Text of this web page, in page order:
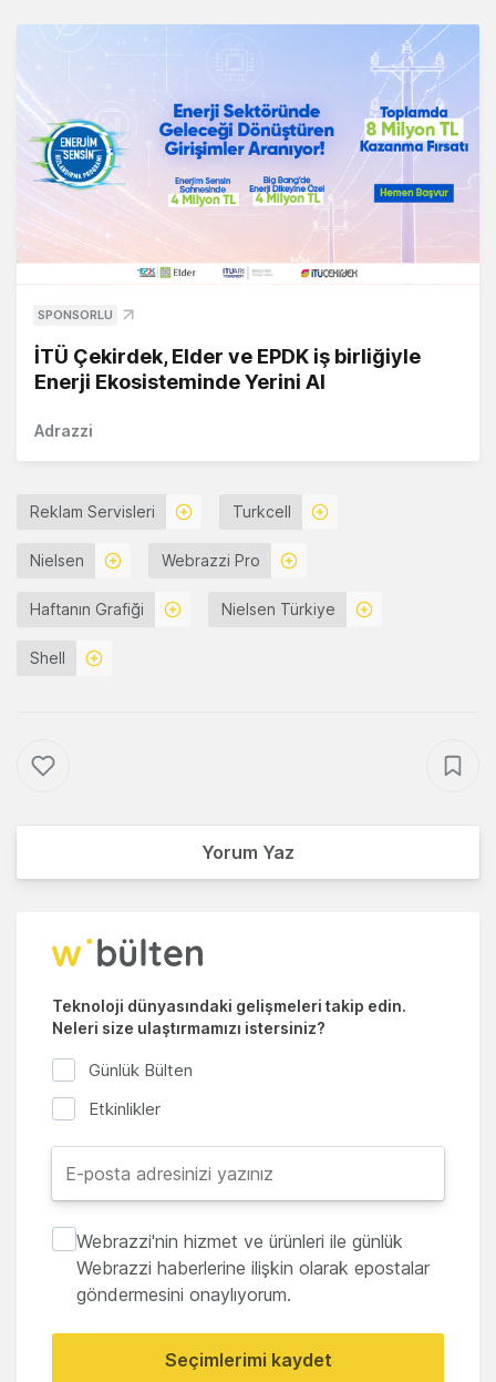
SPONSORLU
İTÜ Çekirdek, Elder ve EPDK iş birliğiyle
Enerji Ekosisteminde Yerini Al
Adrazzi
Reklam Servisleri Turkcell
Nielsen Webrazzi Pro
Haftanın Grafiği Nielsen Türkiye
Shell
Yorum Yaz
Teknoloji dünyasındaki gelişmeleri takip edin.
Neleri size ulaştırmamızı istersiniz?
Günlük Bülten
Etkinlikler
Webrazzi'nin hizmet ve ürünleri ile günlük
Webrazzi haberlerine ilişkin olarak epostalar
göndermesini onaylıyorum.
Seçimlerimi kaydet